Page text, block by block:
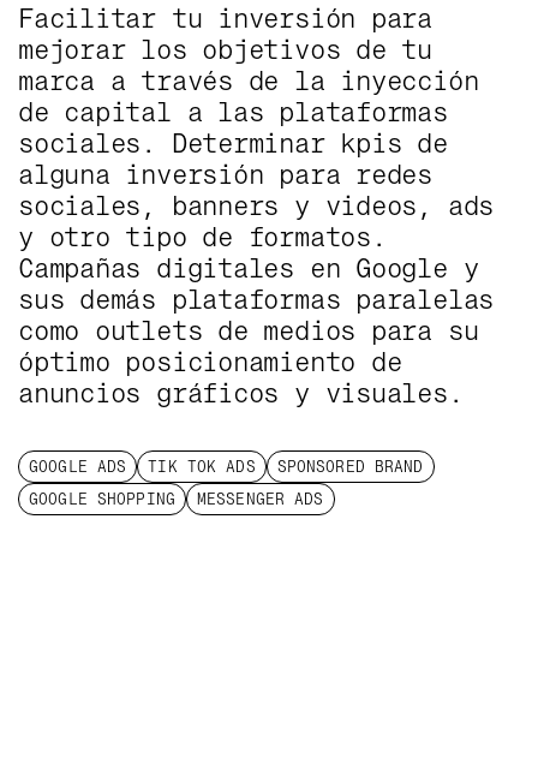
Facilitar tu inversión para
mejorar los objetivos de tu
marca a través de la inyección
de capital a las plataformas
sociales. Determinar kpis de
alguna inversión para redes
sociales, banners y videos, ads
y otro tipo de formatos.
Campañas digitales en Google y
sus demás plataformas paralelas
como outlets de medios para su
óptimo posicionamiento de
anuncios gráficos y visuales.
GOOGLE ADS TIK TOK ADS
SPONSORED BRAND
GOOGLE SHOPPING
MESSENGER ADS